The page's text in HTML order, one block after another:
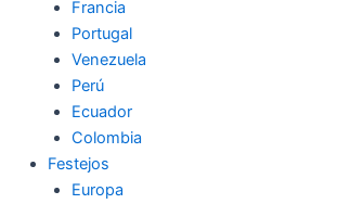
Francia
Portugal
Venezuela
Perú
Ecuador
Colombia
Festejos
Europa